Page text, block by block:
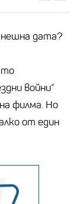
дата?
войни“
филма. Но
от един